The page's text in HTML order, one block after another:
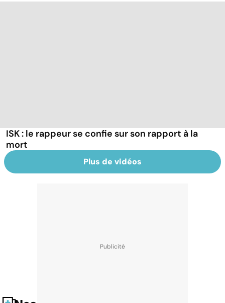
ISK : le rappeur se confie sur son rapport à la
mort
Plus de vidéos